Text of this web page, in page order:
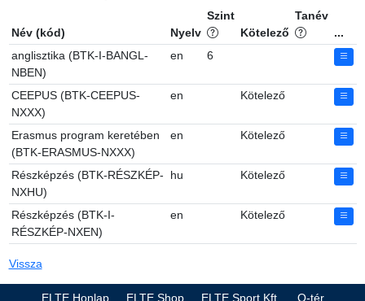
Név (kód) Nyelv
Szint
Kötelező
Tanév
...
anglisztika (BTK-I-BANGL-
NBEN)
en 6
CEEPUS (BTK-CEEPUS-
NXXX)
en Kötelező
Erasmus program keretében
(BTK-ERASMUS-NXXX)
en Kötelező
Részképzés (BTK-RÉSZKÉP-
NXHU)
hu Kötelező
Részképzés (BTK-I-
RÉSZKÉP-NXEN)
en Kötelező
Vissza
ELTE Honlap ELTE Shop ELTE Sport Kft. Q-tér